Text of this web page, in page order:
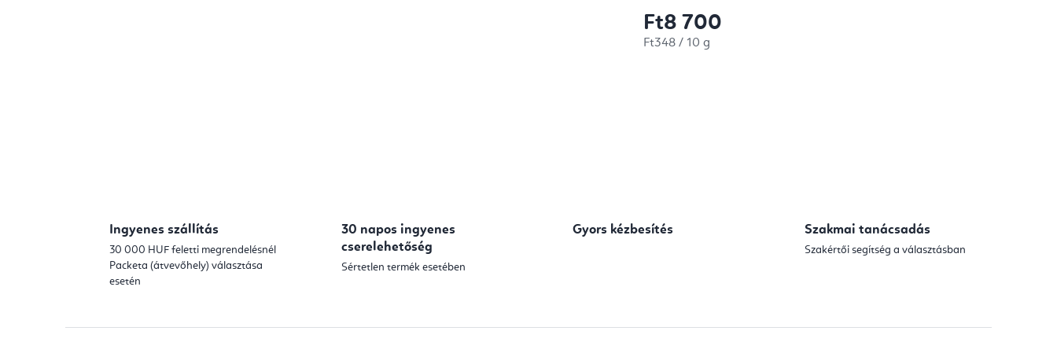
Ft8 700
Egységár:
Ft348 / 10 g
Ingyenes szállítás
30 000 HUF feletti megrendelésnél
Packeta (átvevőhely) választása
esetén
30 napos ingyenes
cserelehetőség
Sértetlen termék esetében
Gyors kézbesítés Szakmai tanácsadás
Szakértői segítség a választásban